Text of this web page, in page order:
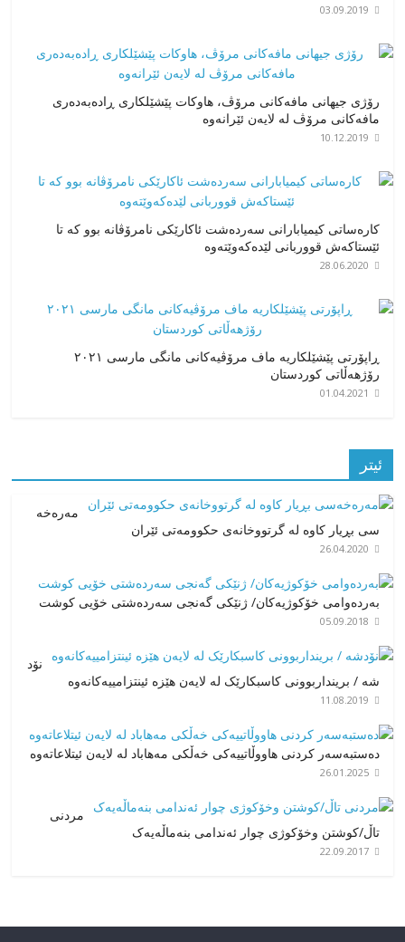
03.09.2019
رۆژی جیهانی مافەکانی مرۆڤ، هاوکات پێشێلکاری ڕادەبەدەری
مافەکانی مرۆڤ لە لایەن ئێرانەوە
10.12.2019
کارەساتی کیمیابارانی سەردەشت ئاکارێکی نامرۆڤانە بوو کە تا
ئێستاکەش قووربانی لێدەکەوێتەوە
28.06.2020
ڕاپۆرتی پێشێلکاریە ماف مرۆڤیەکانی مانگی مارسی ٢٠٢١
رۆژهەڵاتی کوردستان
01.04.2021
ئیتر
مەرەخە
سی بڕیار کاوە لە گرتووخانەی حکوومەتی ئێران
26.04.2020
بەردەوامی خۆکوژیەکان/ ژنێکی گەنجی سەردەشتی خۆیی کوشت
05.09.2018
نۆد
شە / برینداربوونی کاسبکارێک لە لایەن هێزە ئینتزامییەکانەوە
11.08.2019
دەستبەسەر کردنی هاووڵاتییەکی خەڵکی مەهاباد لە لایەن ئیتلاعاتەوە
26.01.2025
مردنی
تاڵ/کوشتن وخۆکوژی چوار ئەندامی بنەماڵەیەک
22.09.2017